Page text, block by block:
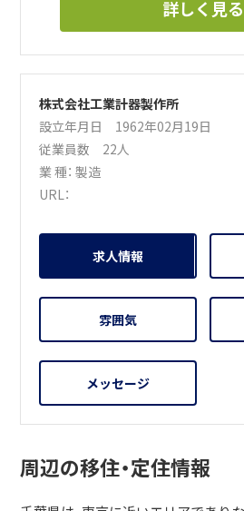
詳しく見る
株式会社工業計器製作所
設立年月日 1962年02月19日
従業員数 22人
業 種：製造
URL：
求人情報
雰囲気
メッセージ
周辺の移住・定住情報